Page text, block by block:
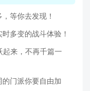
等你去发现！
多变的战斗体验！
来，不再千篇一
门派你要自由加